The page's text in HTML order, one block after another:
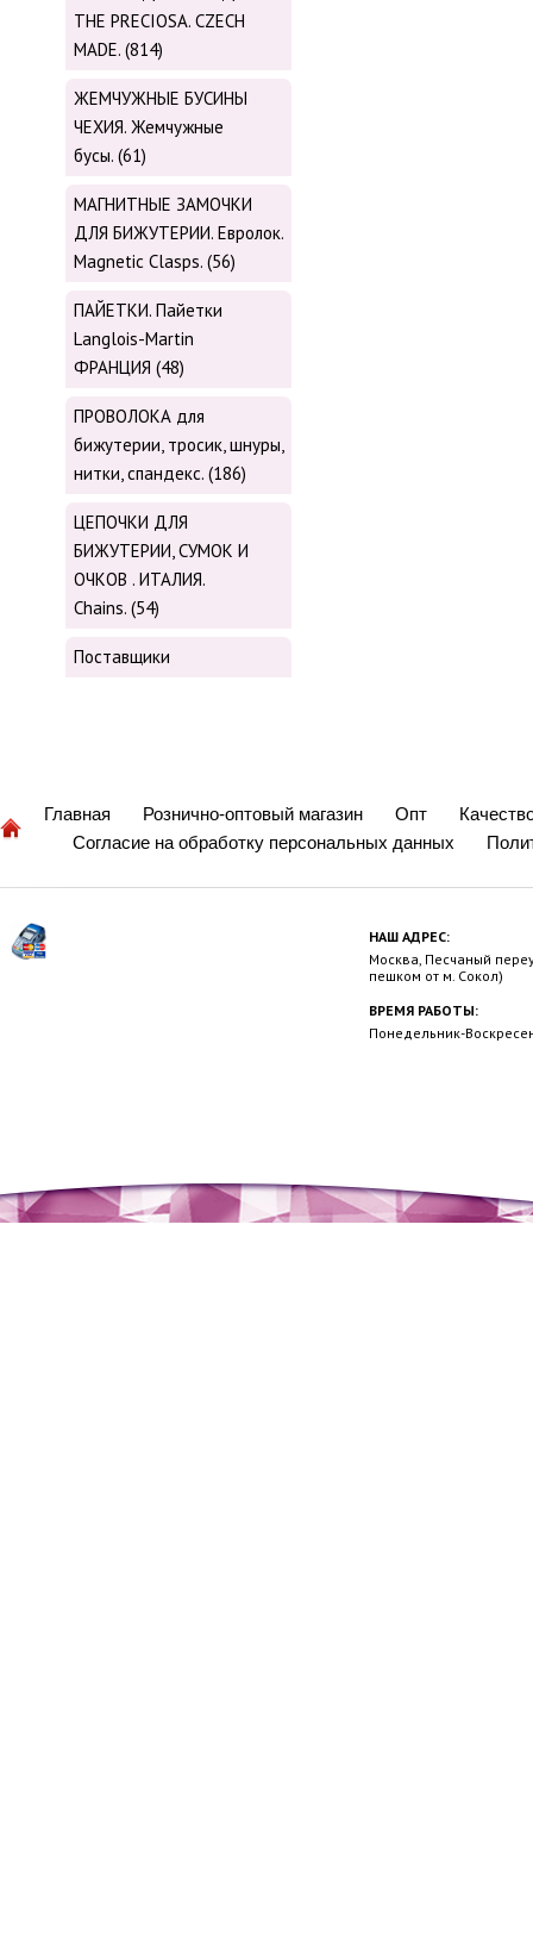
THE PRECIOSA. CZECH
MADE. (814)
ЖЕМЧУЖНЫЕ БУСИНЫ
ЧЕХИЯ. Жемчужные
бусы. (61)
МАГНИТНЫЕ ЗАМОЧКИ
ДЛЯ БИЖУТЕРИИ. Евролок.
Magnetic Сlasps. (56)
ПАЙЕТКИ. Пайетки
Langlois-Martin
ФРАНЦИЯ (48)
ПРОВОЛОКА для
бижутерии, тросик, шнуры,
нитки, cпандекс. (186)
ЦЕПОЧКИ ДЛЯ
БИЖУТЕРИИ, СУМОК И
ОЧКОВ . ИТАЛИЯ.
Chains. (54)
Поставщики
Главная Рознично-оптовый магазин Опт
Согласие на обработку персональных данных
НАШ АДРЕС:
Москва, Песчаный
пешком от м. Сокол)
ВРЕМЯ РАБОТЫ:
Понедельник-